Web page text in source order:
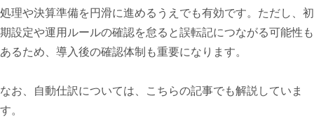
処理や決算準備を円滑に進めるうえでも有効です。ただし、初
期設定や運用ルールの確認を怠ると誤転記につながる可能性も
あるため、導入後の確認体制も重要になります。
なお、自動仕訳については、こちらの記事でも解説していま
す。